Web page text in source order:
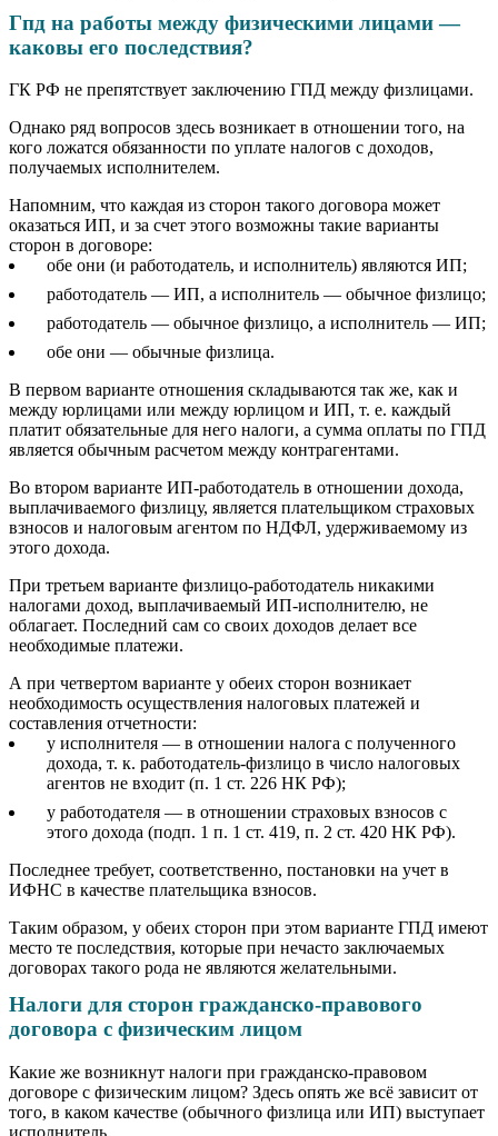
Гпд на работы между физическими лицами —
каковы его последствия?
ГК РФ не препятствует заключению ГПД между физлицами.
Однако ряд вопросов здесь возникает в отношении того, на
кого ложатся обязанности по уплате налогов с доходов,
получаемых исполнителем.
Напомним, что каждая из сторон такого договора может
оказаться ИП, и за счет этого возможны такие варианты
сторон в договоре:
обе они (и работодатель, и исполнитель) являются ИП;
работодатель — ИП, а исполнитель — обычное физлицо;
работодатель — обычное физлицо, а исполнитель — ИП;
обе они — обычные физлица.
В первом варианте отношения складываются так же, как и
между юрлицами или между юрлицом и ИП, т. е. каждый
платит обязательные для него налоги, а сумма оплаты по ГПД
является обычным расчетом между контрагентами.
Во втором варианте ИП-работодатель в отношении дохода,
выплачиваемого физлицу, является плательщиком страховых
взносов и налоговым агентом по НДФЛ, удерживаемому из
этого дохода.
При третьем варианте физлицо-работодатель никакими
налогами доход, выплачиваемый ИП-исполнителю, не
облагает. Последний сам со своих доходов делает все
необходимые платежи.
А при четвертом варианте у обеих сторон возникает
необходимость осуществления налоговых платежей и
составления отчетности:
у исполнителя — в отношении налога с полученного
дохода, т. к. работодатель-физлицо в число налоговых
агентов не входит (п. 1 ст. 226 НК РФ);
у работодателя — в отношении страховых взносов с
этого дохода (подп. 1 п. 1 ст. 419, п. 2 ст. 420 НК РФ).
Последнее требует, соответственно, постановки на учет в
ИФНС в качестве плательщика взносов.
Таким образом, у обеих сторон при этом варианте ГПД имеют
место те последствия, которые при нечасто заключаемых
договорах такого рода не являются желательными.
Налоги для сторон гражданско-правового
договора с физическим лицом
Какие же возникнут налоги при гражданско-правовом
договоре с физическим лицом? Здесь опять же всё зависит от
того, в каком качестве (обычного физлица или ИП) выступает